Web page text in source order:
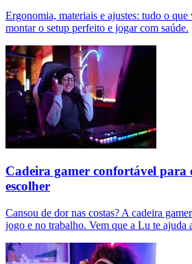
Ergonomia, materiais e ajustes: tudo o que
montar o setup perfeito e jogar com saúde.
Cadeira gamer confortável para
escolher
Cansou de dor nas costas? A cadeira
jogo e no trabalho. Vem que a Lu te ajuda